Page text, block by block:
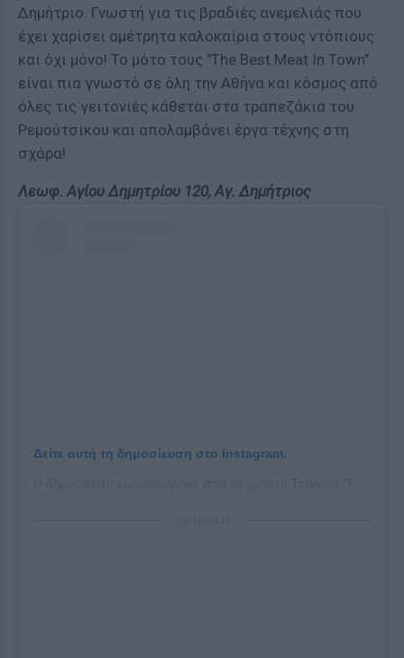
Δημήτριο. Γνωστή για τις βραδιές ανεμελιάς που
έχει χαρίσει αμέτρητα καλοκαίρια στους ντόπιους
και όχι μόνο! Το μότο τους "The Best Meat In Town"
είναι πια γνωστό σε όλη την Αθήνα και κόσμος από
όλες τις γειτονιές κάθεται στα τραπεζάκια του
Ρεμούτσικου και απολαμβάνει έργα τέχνης στη
σχάρα!
Λεωφ. Αγίου Δημητρίου 120, Αγ. Δημήτριος
Δείτε αυτή τη δημοσίευση στο Instagram.